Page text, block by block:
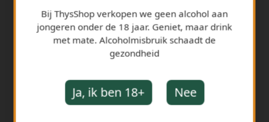
GERELATEERDE PRODUCTEN
No Ghost In
Bij ThysShop verkopen we geen alcohol aan
jongeren onder de 18 jaar. Geniet, maar drink
met mate. Alcoholmisbruik schaadt de
gezondheid
Ja, ik ben 18+ Nee